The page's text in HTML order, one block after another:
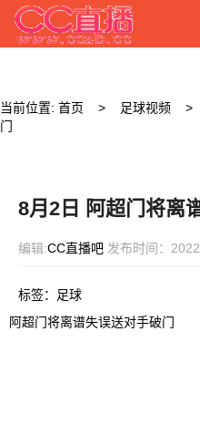
当前位置: 首页 > 足球视频 >
门
8月2日 阿超门将离
编辑:CC直播吧 发布时间：
标签：
足球
阿超门将离谱失误送对手破门